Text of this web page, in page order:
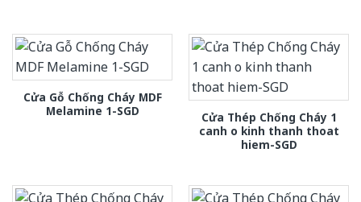
Cửa Gỗ Chống Cháy MDF
Melamine 1-SGD
Cửa Thép Chống Cháy 1
canh o kinh thanh thoat
hiem-SGD